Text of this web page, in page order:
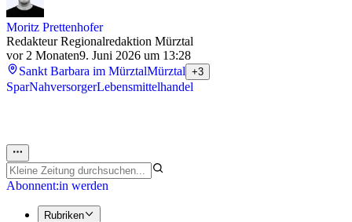
Moritz Prettenhofer
Redakteur Regionalredaktion Mürztal
vor 2 Monaten9. Juni 2026 um 13:28
Sankt Barbara im MürztalMürztal +3
SparNahversorgerLebensmittelhandel
Abonnent:in werden
Rubriken